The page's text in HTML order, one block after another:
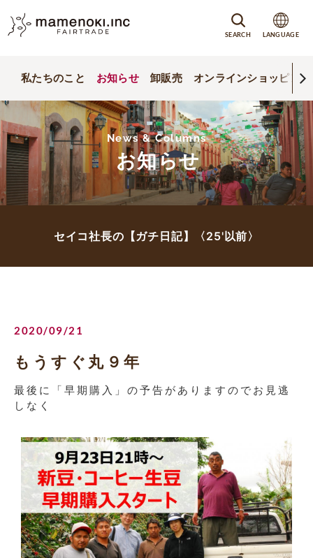
SEARCH LANGUAGE
私たちのこと お知らせ 卸販売 オンラインショッピング
News & Columns
お知らせ
セイコ社長の【ガチ日記】〈25'以前〉
2020/09/21
もうすぐ丸９年
最後に「早期購入」の予告がありますのでお見逃
しなく